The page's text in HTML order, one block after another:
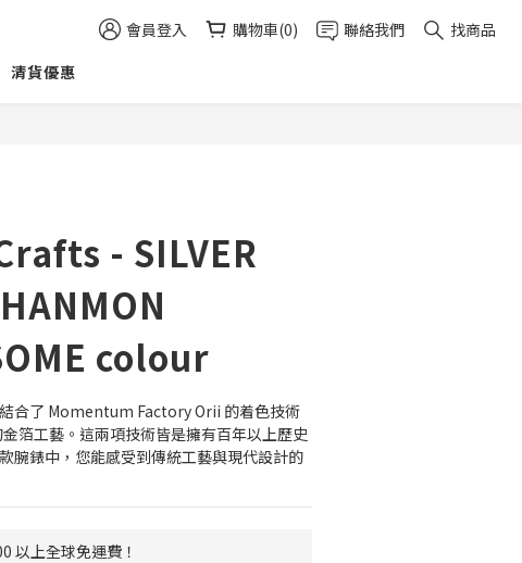
會員登入 購物車(0) 聯絡我們
找商品
清貨優惠
- SILVER
colour
合了 Momentum Factory Orii 的着色技術
箔工藝。這兩項技術皆是擁有百年以上歷史
腕錶中，您能感受到傳統工藝與現代設計的
以上全球免運費！